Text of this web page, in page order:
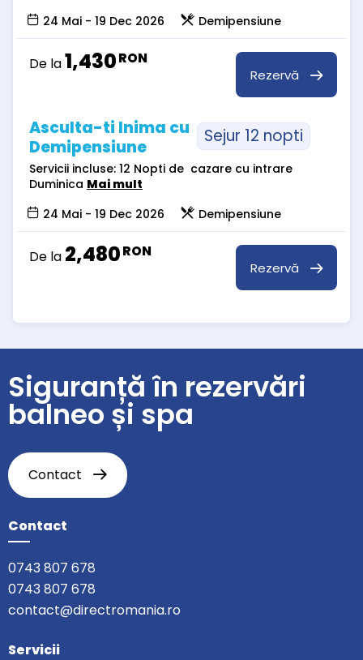
24 Mai - 19 Dec 2026
Demipensiune
De la1,430RON
Rezervă
Asculta-ti Inima cu
Demipensiune
Sejur 12 nopti
Servicii incluse: 12 Nopti de cazare cu intrare
Duminica Mai mult
24 Mai - 19 Dec 2026
Demipensiune
De la 2,480RON
Rezervă
Siguranță în rezervări
balneo și spa
Contact
Contact
0743 807 678
0743 807 678
contact@directromania.ro
Servicii